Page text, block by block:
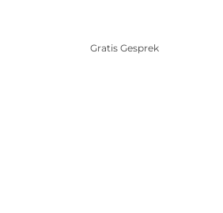
Gratis Gesprek